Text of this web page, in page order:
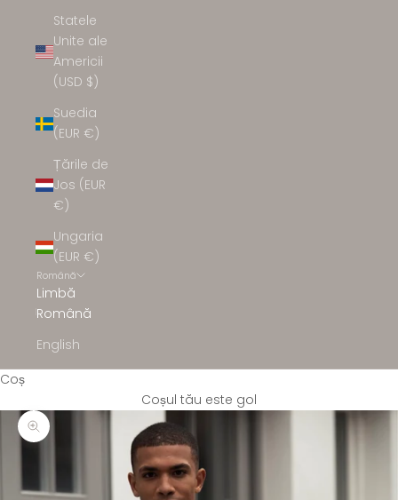
Statele
Unite ale
Americii
(USD $)
Suedia
(EUR €)
Țările de
Jos (EUR
€)
Ungaria
(EUR €)
Română
Limbă
Română
English
Coș
Coșul tău este gol
Mărește